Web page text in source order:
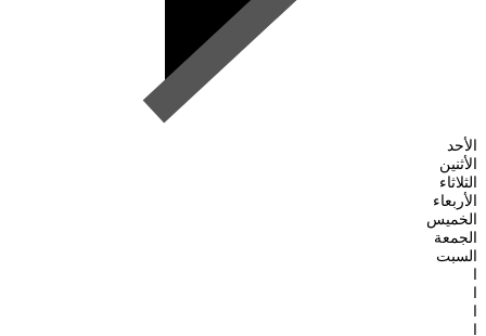
الأحد
الأثنين
الثلاثاء
الأربعاء
الخميس
الجمعة
السبت
ا
ا
ا
ا